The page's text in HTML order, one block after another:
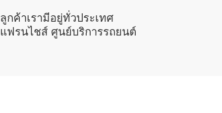
ลูกค้าเรามีอยู่ทั่วประเทศ
แฟรนไชส์ ศูนย์บริการรถยนต์